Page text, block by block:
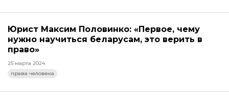
Юрист Максим Половинко: «Первое, чему
нужно научиться беларусам, это верить в
право»
25 марта 2024
права человека